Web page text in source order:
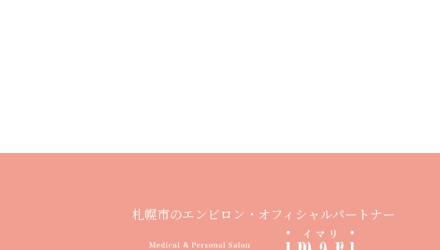
札幌市のエンビロン・オフィシャルパートナー